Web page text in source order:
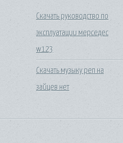
Скачать руководство по
эксплуатации мерседес
w123
Скачать музыку реп на
зайцев нет